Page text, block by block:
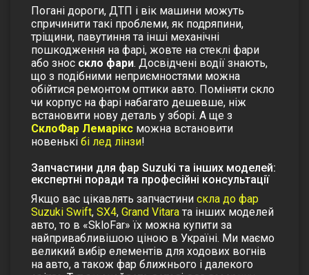
Погані дороги, ДТП і вік машини можуть
спричинити такі проблеми, як подряпини,
тріщини, павутиння та інші механічні
пошкодження на фарі, жовте на стеклі фари
або знос скло фари. Досвідчені водії знають,
що з подібними неприємностями можна
обійтися ремонтом оптики авто. Поміняти скло
чи корпус на фарі набагато дешевше, ніж
встановити нову деталь у зборі. А ще з
СклоФар Лемарікс можна встановити
новенькі бі лед лінзи!
Запчастини для фар Suzuki та інших моделей:
експертні поради та професійні консультації
Якщо вас цікавлять запчастини скла до фар
Suzuki Swift, SX4, Grand Vitara та інших моделей
авто, то в «SkloFar» їх можна купити за
найпривабливішою ціною в Україні. Ми маємо
великий вибір елементів для ходових вогнів
на авто, а також фар ближнього і далекого